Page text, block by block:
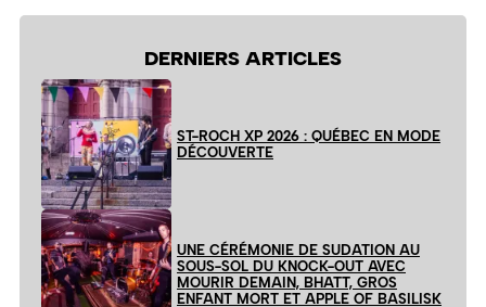
DERNIERS ARTICLES
ST-ROCH XP 2026 : QUÉBEC EN MODE
DÉCOUVERTE
UNE CÉRÉMONIE DE SUDATION AU
SOUS-SOL DU KNOCK-OUT AVEC
MOURIR DEMAIN, BHATT, GROS
ENFANT MORT ET APPLE OF BASILISK